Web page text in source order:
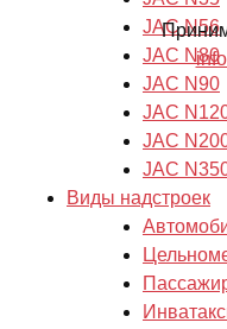
JAC N56
JAC N80
JAC N90
JAC
JAC
JAC
Виды надстроек